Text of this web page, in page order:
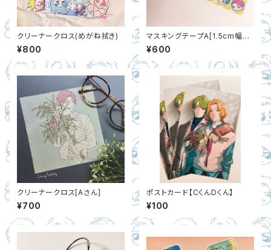
クリーナークロス(めがね拭き)
¥800
マスキングテープA[1.5cm幅×1
0m]
¥600
クリーナークロス[Aさん]
¥700
ポストカード【CくんDくん】
¥100